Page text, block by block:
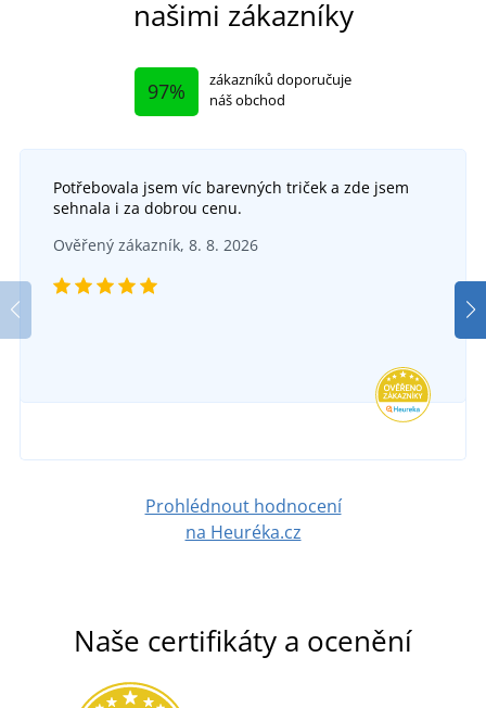
našimi zákazníky
97%
zákazníků doporučuje
náš obchod
Potřebovala jsem víc barevných triček a zde jsem
sehnala i za dobrou cenu.
Ověřený zákazník, 8. 8. 2026
Prohlédnout hodnocení
na Heuréka.cz
Naše certifikáty a ocenění